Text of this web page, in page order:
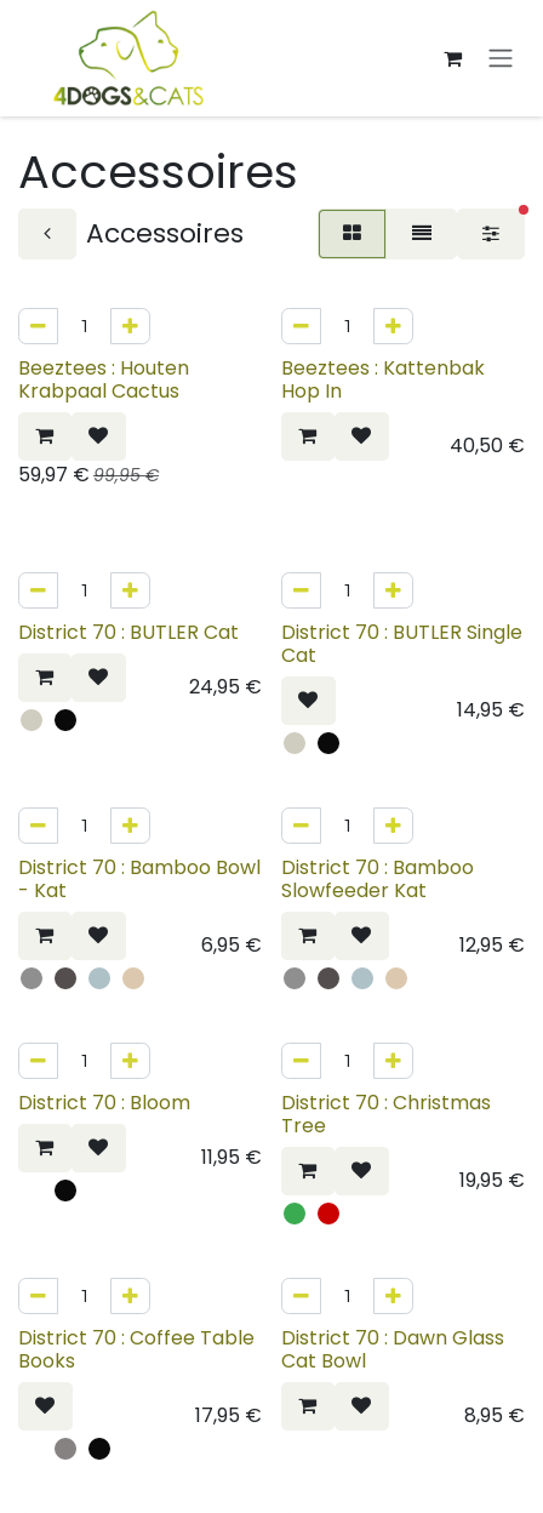
Overslaan naar inhoud
Accessoires
Accessoires
40%
Beeztees : Houten
Krabpaal Cactus
59,97 € 99,95€
Beeztees : Kattenbak
Hop In
40,50€
District 70 : BUTLER Cat
24,95€
District 70 : BUTLER Single
Cat
14,95€
District 70 : Bamboo Bowl
- Kat
6,95€
District 70 : Bamboo
Slowfeeder Kat
12,95€
District 70 : Bloom
11,95€
District 70 : Christmas
Tree
19,95€
District 70 : Coffee Table
Books
17,95€
District 70 : Dawn Glass
Cat Bowl
8,95€